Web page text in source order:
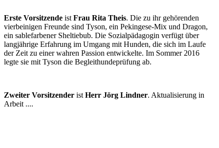
Erste Vorsitzende ist Frau Rita Theis. Die zu ihr gehörenden
vierbeinigen Freunde sind Tyson, ein Pekingese-Mix und Dragon,
ein sablefarbener Sheltiebub. Die Sozialpädagogin verfügt über
langjährige Erfahrung im Umgang mit Hunden, die sich im Laufe
der Zeit zu einer wahren Passion entwickelte. Im Sommer 2016
legte sie mit Tyson die Begleithundeprüfung ab.
Zweiter Vorsitzender ist Herr Jörg Lindner. Aktualisierung in
Arbeit ....